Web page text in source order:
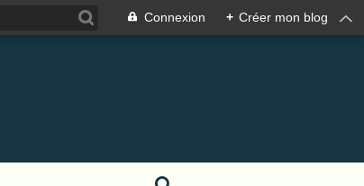
Connexion + Créer mon blog